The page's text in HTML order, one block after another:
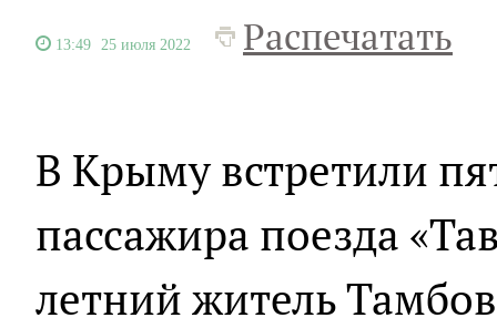
13:49 25 июля 2022 Распечатать
В Крыму встретили
пассажира поезда
летний житель